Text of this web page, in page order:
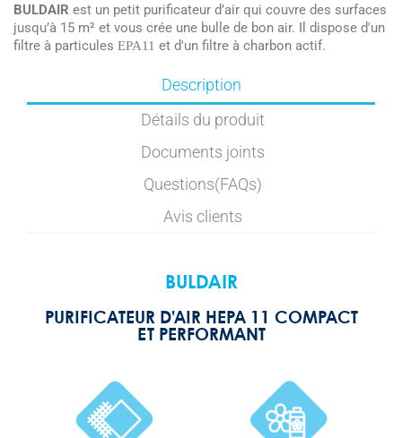
BULDAIR est un petit purificateur d’air qui couvre des surfaces
jusqu’à 15 m² et vous crée une bulle de bon air. Il dispose d'un
filtre à particules EPA11 et d'un filtre à charbon actif.
Description
Détails du produit
Documents joints
Questions(FAQs)
Avis clients
BULDAIR
PURIFICATEUR D’AIR HEPA 11 COMPACT
ET PERFORMANT